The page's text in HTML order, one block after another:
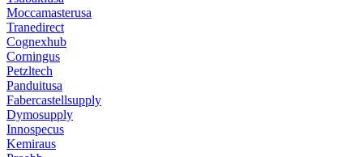
Moccamasterusa
Tranedirect
Cognexhub
Corningus
Petzltech
Panduitusa
Fabercastellsupply
Dymosupply
Innospecus
Kemiraus